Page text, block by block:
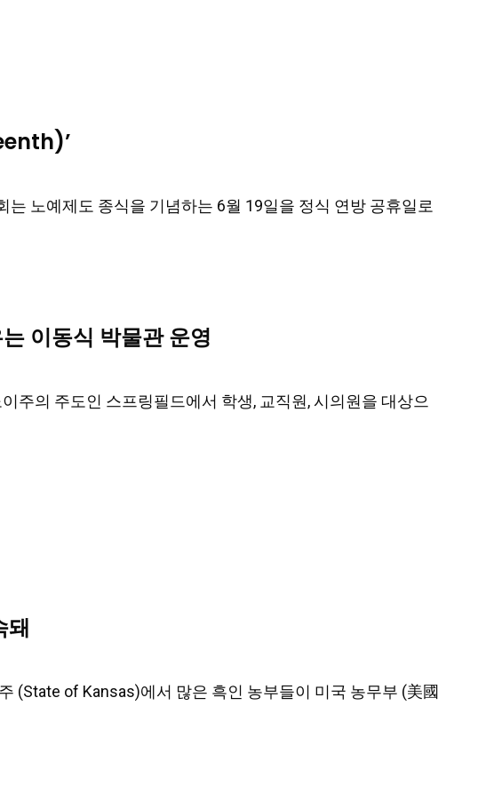
는 노예제도 종식을 기념하는 6월 19일을 정식 연방 공휴일로
이동식 박물관 운영
주의 주도인 스프링필드에서 학생, 교직원, 시의원을 대상으
돼
(State of Kansas)에서 많은 흑인 농부들이 미국 농무부 (美國